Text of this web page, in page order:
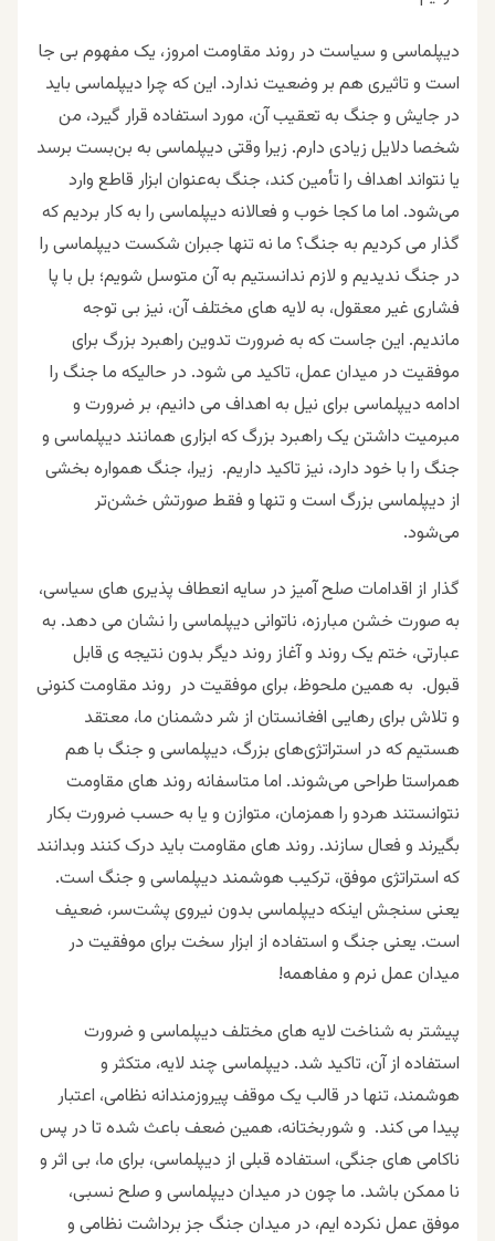
دیپلماسی و سیاست در روند مقاومت امروز، یک مفهوم بی جا
است و تاثیری هم بر وضعیت ندارد. این که چرا دیپلماسی باید
در جایش و جنگ به تعقیب آن، مورد استفاده قرار گیرد، من
شخصا دلایل زیادی دارم. زیرا وقتی دیپلماسی به بن‌بست برسد
یا نتواند اهداف را تأمین کند، جنگ به‌عنوان ابزار قاطع وارد
می‌شود. اما ما کجا خوب و فعالانه دیپلماسی را به کار بردیم که
گذار می کردیم به جنگ؟ ما نه تنها جبران شکست دیپلماسی را
در جنگ ندیدیم و لازم ندانستیم به آن متوسل شویم؛ بل با پا
فشاری غیر معقول، به لایه های مختلف آن، نیز بی توجه
ماندیم. این جاست که به ضرورت تدوین راهبرد بزرگ برای
موفقیت در میدان عمل، تاکید می شود. در حالیکه ما جنگ را
ادامه دیپلماسی برای نیل به اهداف می دانیم، بر ضرورت و
مبرمیت داشتن یک راهبرد بزرگ که ابزاری همانند دیپلماسی و
جنگ را با خود دارد، نیز تاکید داریم. زیرا، جنگ همواره بخشی
از دیپلماسی بزرگ است و تنها و فقط صورتش خشن‌تر
می‌شود.
گذار از اقدامات صلح آمیز در سایه انعطاف پذیری های سیاسی،
به صورت خشن مبارزه، ناتوانی دیپلماسی را نشان می دهد. به
عبارتی، ختم یک روند و آغاز روند دیگر بدون نتیجه ی قابل
قبول. به همین ملحوظ، برای موفقیت در روند مقاومت کنونی
و تلاش برای رهایی افغانستان از شر دشمنان ما، معتقد
هستیم که در استراتژی‌های بزرگ، دیپلماسی و جنگ با هم
همراستا طراحی می‌شوند. اما متاسفانه روند های مقاومت
نتوانستند هردو را همزمان، متوازن و یا به حسب ضرورت بکار
بگیرند و فعال سازند. روند های مقاومت باید درک کنند وبدانند
که استراتژی موفق، ترکیب هوشمند دیپلماسی و جنگ است.
یعنی سنجش اینکه دیپلماسی بدون نیروی پشت‌سر، ضعیف
است. یعنی جنگ و استفاده از ابزار سخت برای موفقیت در
میدان عمل نرم و مفاهمه!
پیشتر به شناخت لایه های مختلف دیپلماسی و ضرورت
استفاده از آن، تاکید شد. دیپلماسی چند لایه، متکثر و
هوشمند، تنها در قالب یک موقف پیروزمندانه نظامی، اعتبار
پیدا می کند. و شوربختانه، همین ضعف باعث شده تا در پس
ناکامی های جنگی، استفاده قبلی از دیپلماسی، برای ما، بی اثر و
نا ممکن باشد. ما چون در میدان دیپلماسی و صلح نسبی،
موفق عمل نکرده ایم، در میدان جنگ جز برداشت نظامی و